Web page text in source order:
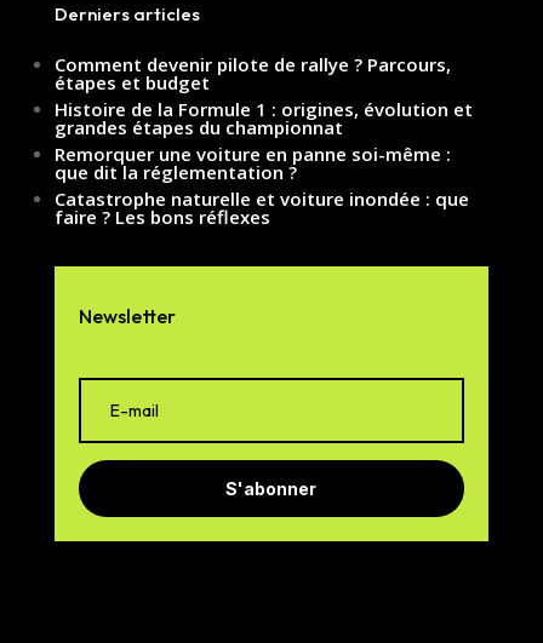
Derniers articles
Comment devenir pilote de rallye ? Parcours,
étapes et budget
Histoire de la Formule 1 : origines, évolution et
grandes étapes du championnat
Remorquer une voiture en panne soi-même :
que dit la réglementation ?
Catastrophe naturelle et voiture inondée : que
faire ? Les bons réflexes
Newsletter
S'abonner